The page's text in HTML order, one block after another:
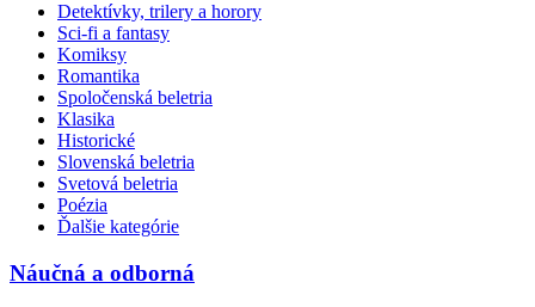
Detektívky, trilery a horory
Sci-fi a fantasy
Komiksy
Romantika
Spoločenská beletria
Klasika
Historické
Slovenská beletria
Svetová beletria
Poézia
Ďalšie kategórie
Náučná a odborná